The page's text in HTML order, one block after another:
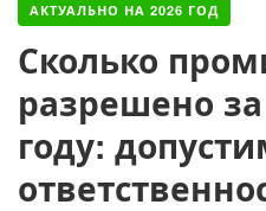
АКТУАЛЬНО НА 2026 ГОД
Сколько
разрешено
году: